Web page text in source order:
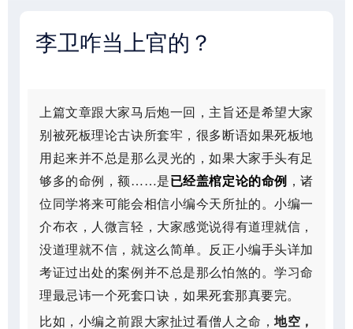
李卫咋当上官的？
上篇文章跟大家马后炮一回，主旨还是希望大家
别被死板理论古诀所套牢，很多断语如果死板地
用起来并不总是那么灵光的，如果大家手头有足
够多的命例，额……是已经盖棺定论的命例 ，诸
位同学将来可能会相信小编今天所扯的。小编一
介布衣，人微言轻，大家感觉说得有道理就信，
没道理就不信，就这么简单。反正小编手头详加
考证过出处的案例并不总是那么怕煞的。学习命
理最忌讳一个死套口诀，如果死套那真要完。
比如，小编之前跟大家扯过看僧人之命，地空，